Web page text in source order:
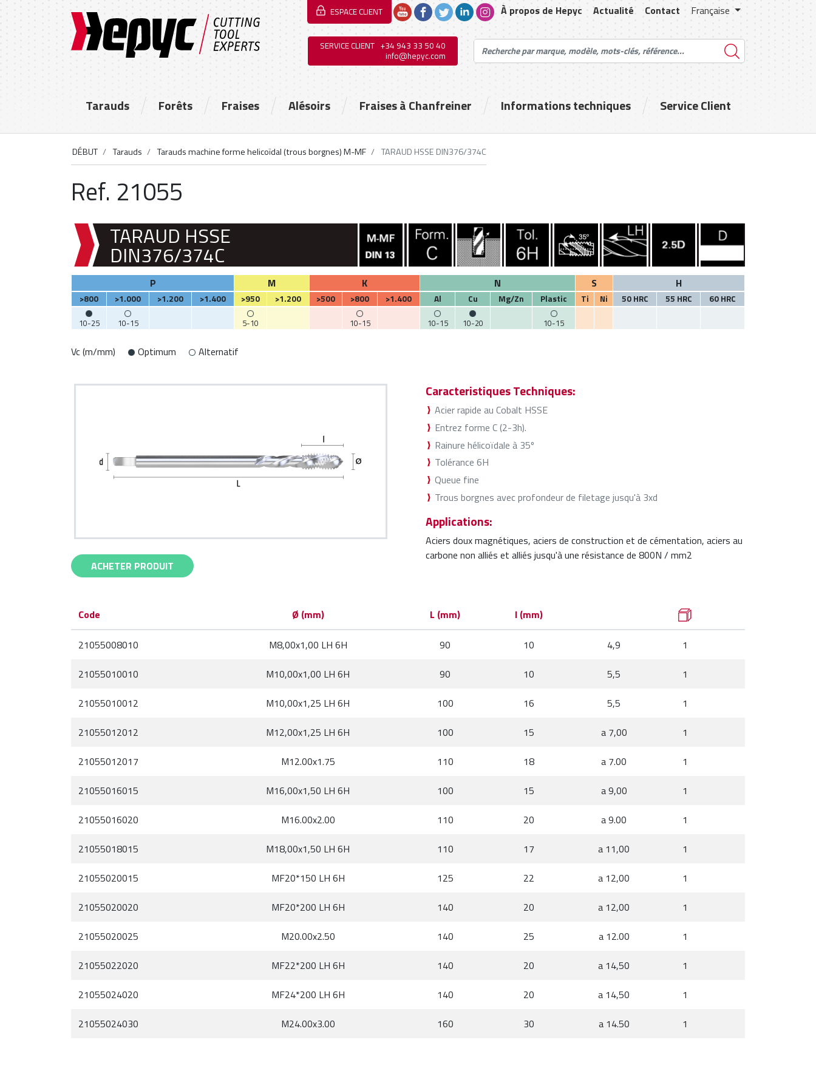
ESPACE CLIENT À propos de Hepyc Actualité Contact Française
SERVICE CLIENT +34 943 33 50 40
info@hepyc.com
Tarauds Forêts Fraises Alésoirs Fraises à Chanfreiner Informations techniques Service Client
DÉBUT Tarauds Tarauds machine forme helicoïdal (trous borgnes) M-MF TARAUD HSSE DIN376/374C
Ref. 21055
TARAUD HSSE
DIN376/374C
P M K N S H
>800 >1.000 >1.200 >1.400 >950 >1.200 >500 >800 >1.400 Al Cu Mg/Zn Plastic Ti Ni 50 HRC 55 HRC
60 HRC
10-25
10-15 5-10 10-15 10-15 10-20 10-15
Vc (m/mm) Optimum Alternatif
ACHETER PRODUIT
Caracteristiques Techniques:
Acier rapide au Cobalt HSSE
Entrez forme C (2-3h).
Rainure hélicoïdale à 35º
Tolérance 6H
Queue fine
Trous borgnes avec profondeur de filetage jusqu'à 3xd
Applications:
Aciers doux magnétiques, aciers de construction et de cémentation, aciers au
carbone non alliés et alliés jusqu'à une résistance de 800N / mm2
Code Ø (mm) L (mm) l (mm)
21055008010 M8,00x1,00 LH 6H 90 10 4,9
1
21055010010
M10,00x1,00 LH 6H 90 10 5,5
1
21055010012
M10,00x1,25 LH 6H 100 16 5,5
1
21055012012
M12,00x1,25 LH 6H 100 15 a 7,00
1
21055012017
M12.00x1.75 110 18 a 7.00
1
21055016015
M16,00x1,50 LH 6H 100 15 a 9,00
1
21055016020
M16.00x2.00 110 20 a 9.00
1
21055018015
M18,00x1,50 LH 6H 110 17 a 11,00
1
21055020015
MF20*150 LH 6H 125 22 a 12,00
1
21055020020
MF20*200 LH 6H 140 20 a 12,00
1
21055020025
M20.00x2.50 140 25 a 12.00
1
21055022020
MF22*200 LH 6H 140 20 a 14,50
1
21055024020
MF24*200 LH 6H 140 20 a 14,50
1
21055024030
M24.00x3.00 160 30 a 14.50 1